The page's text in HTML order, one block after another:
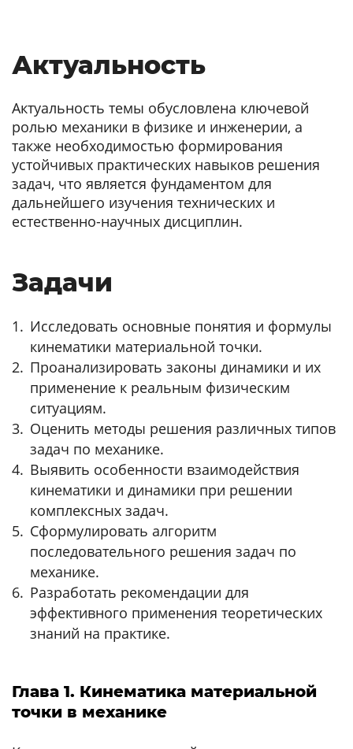
Актуальность
Актуальность темы обусловлена ключевой
ролью механики в физике и инженерии, а
также необходимостью формирования
устойчивых практических навыков решения
задач, что является фундаментом для
дальнейшего изучения технических и
естественно-научных дисциплин.
Задачи
Исследовать основные понятия и формулы
кинематики материальной точки.
Проанализировать законы динамики и их
применение к реальным физическим
ситуациям.
Оценить методы решения различных типов
задач по механике.
Выявить особенности взаимодействия
кинематики и динамики при решении
комплексных задач.
Сформулировать алгоритм
последовательного решения задач по
механике.
Разработать рекомендации для
эффективного применения теоретических
знаний на практике.
Глава 1. Кинематика материальной
точки в механике